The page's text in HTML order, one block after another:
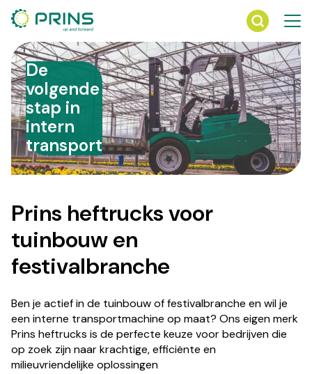
direct
inhoudDe
volgende
stap in
intern
transport
Prins heftrucks voor
tuinbouw en
festivalbranche
Ben je actief in de tuinbouw of festivalbranche en wil je
een interne transportmachine op maat? Ons eigen merk
Prins heftrucks is de perfecte keuze voor bedrijven die
op zoek zijn naar krachtige, efficiënte en
milieuvriendelijke oplossingen